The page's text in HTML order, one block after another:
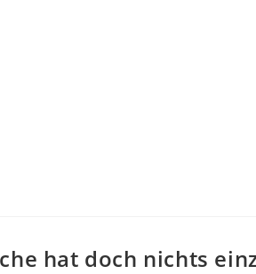
hat doch nichts